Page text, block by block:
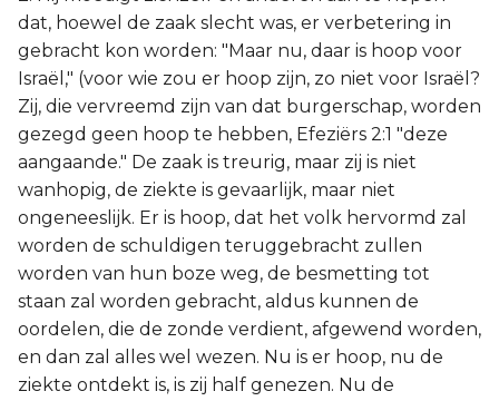
dat, hoewel de zaak slecht was, er verbetering in
gebracht kon worden: "Maar nu, daar is hoop voor
Israël," (voor wie zou er hoop zijn, zo niet voor Israël?
Zij, die vervreemd zijn van dat burgerschap, worden
gezegd geen hoop te hebben, Efeziërs 2:1 "deze
aangaande." De zaak is treurig, maar zij is niet
wanhopig, de ziekte is gevaarlijk, maar niet
ongeneeslijk. Er is hoop, dat het volk hervormd zal
worden de schuldigen teruggebracht zullen
worden van hun boze weg, de besmetting tot
staan zal worden gebracht, aldus kunnen de
oordelen, die de zonde verdient, afgewend worden,
en dan zal alles wel wezen. Nu is er hoop, nu de
ziekte ontdekt is, is zij half genezen. Nu de